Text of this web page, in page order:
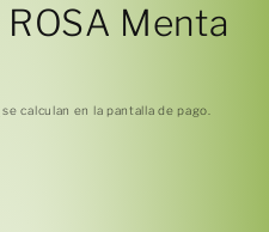
Menta
se calculan en la pantalla de pago.